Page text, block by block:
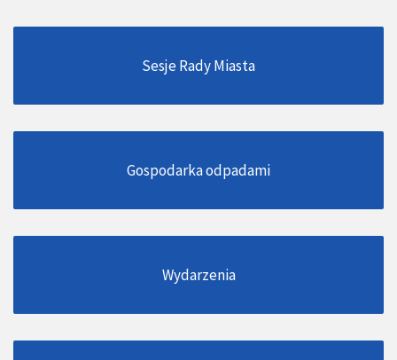
Sesje Rady Miasta
Gospodarka odpadami
Wydarzenia